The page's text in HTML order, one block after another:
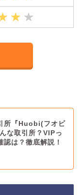
所『Huobi(フオビ
な取引所？VIPっ
認は？徹底解説！